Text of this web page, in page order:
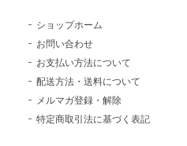
ショップホーム
お問い合わせ
お支払い方法について
配送方法・送料について
メルマガ登録・解除
特定商取引法に基づく表記